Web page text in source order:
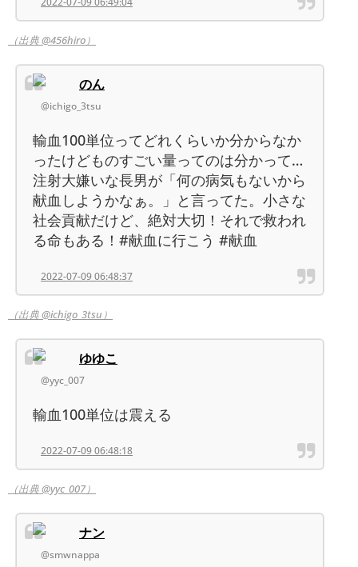
（出典 @456hiro）
のん
@ichigo_3tsu
輸血100単位ってどれくらいか分からなか
ったけどものすごい量ってのは分かって…
注射大嫌いな長男が「何の病気もないから
献血しようかなぁ。」と言ってた。小さな
社会貢献だけど、絶対大切！それで救われ
る命もある！#献血に行こう #献血
2022-07-09 06:48:37
（出典 @ichigo_3tsu）
ゆゆこ
@yyc_007
輸血100単位は震える
2022-07-09 06:48:18
（出典 @yyc_007）
ナン
@smwnappa